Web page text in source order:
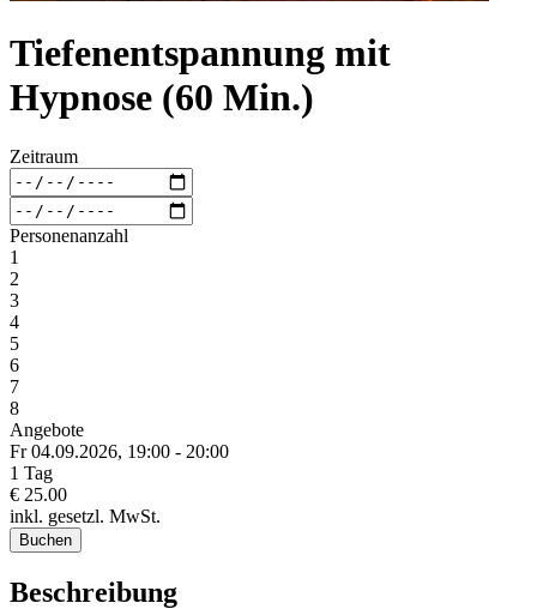
Tiefenentspannung mit
Hypnose (60 Min.)
Zeitraum
Personenanzahl
1
2
3
4
5
6
7
8
Angebote
Fr 04.09.2026, 19:00 - 20:00
1 Tag
€ 25.00
inkl. gesetzl. MwSt.
Buchen
Beschreibung